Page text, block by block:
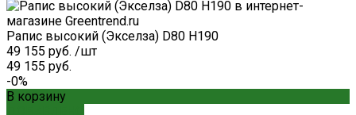
Рапис высокий (Экселза) D80 H190
49 155 руб. /шт
49 155 руб.
-0%
В корзину